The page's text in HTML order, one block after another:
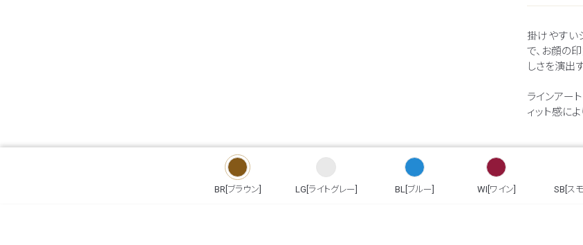
掛けやすい
で、お顔の
しさを演出
ラインアー
ィット感に
BR[ブラウン] LG[ライトグレー] BL[ブルー] WI[ワイン] SB[ス